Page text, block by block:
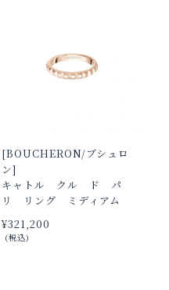
[BOUCHERON/ブシュロ
ン]
キャトル クル ド パ
リ リング ミディアム
¥‌321,200
(税込)